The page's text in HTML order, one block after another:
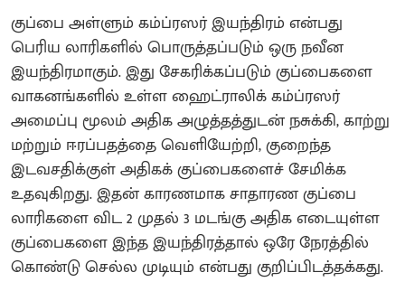
குப்பை அள்ளும் கம்ப்ரஸர் இயந்திரம் என்பது
பெரிய லாரிகளில் பொருத்தப்படும் ஒரு நவீன
இயந்திரமாகும். இது சேகரிக்கப்படும் குப்பைகளை
வாகனங்களில் உள்ள ஹைட்ராலிக் கம்ப்ரஸர்
அமைப்பு மூலம் அதிக அழுத்தத்துடன் நசுக்கி, காற்று
மற்றும் ஈரப்பதத்தை வெளியேற்றி, குறைந்த
இடவசதிக்குள் அதிகக் குப்பைகளைச் சேமிக்க
உதவுகிறது. இதன் காரணமாக சாதாரண குப்பை
லாரிகளை விட 2 முதல் 3 மடங்கு அதிக எடையுள்ள
குப்பைகளை இந்த இயந்திரத்தால் ஒரே நேரத்தில்
கொண்டு செல்ல முடியும் என்பது குறிப்பிடத்தக்கது.